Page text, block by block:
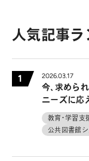
人気記事
1 2026.03.17
今、求めら
ニーズに応
教育・学習支
公共図書館